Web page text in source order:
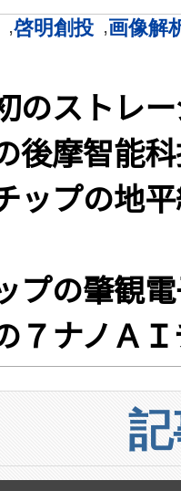
,啓明創投 ,画像解
のストレ
後摩智能
ップの地
プの肇観
７ナノＡ